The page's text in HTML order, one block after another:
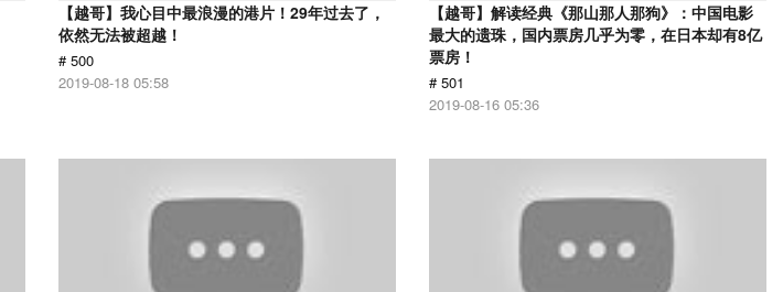
【越哥】我心目中最浪漫的港片！29年过去了，
依然无法被超越！
# 500
2019-08-18 05:58
【越哥】解读经典《那山那人那狗》：中国电影
最大的遗珠，国内票房几乎为零，在日本却有8亿
票房！
# 501
2019-08-16 05:36